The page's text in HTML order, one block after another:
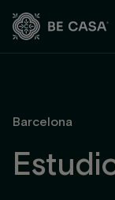
Barcelona